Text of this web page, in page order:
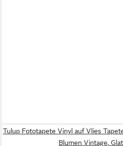
Tulup Fototapete Vinyl auf Vlies
Blumen Vintage,